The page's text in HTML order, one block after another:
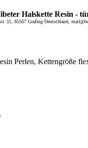
Halskette Resin -
31, 85567 Grafing Deutschland,
Perlen, Kettengröße